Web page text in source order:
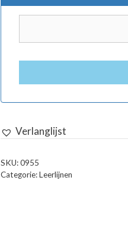
Verlanglijst
SKU:0955
Categorie:Leerlijnen